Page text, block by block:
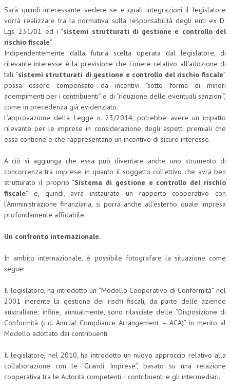
Sarà quindi interessante vedere se e quali integrazioni il legislatore
vorrà realizzare tra la normativa sulla responsabilità degli enti ex D.
Lgs. 231/01 ed i “sistemi strutturati di gestione e controllo del
rischio fiscale“.
Indipendentemente dalla futura scelta operata dal legislatore, di
rilevante interesse è la previsione che l’onere relativo all’adozione di
tali “sistemi strutturati di gestione e controllo del rischio fiscale”
possa essere compensato da incentivi “sotto forma di minori
adempimenti per i contribuenti” e di “riduzione delle eventuali sanzioni”,
come in precedenza già evidenziato.
L’approvazione della Legge n. 23/2014, potrebbe avere un impatto
rilevante per le imprese in considerazione degli aspetti premiali che
essa contiene e che rappresentano un incentivo di sicuro interesse.
A ciò si aggiunga che essa può diventare anche uno strumento di
concorrenza tra imprese, in quanto il soggetto collettivo che avrà ben
strutturato il proprio “Sistema di gestione e controllo del rischio
fiscale” e, quindi, avrà instaurato un rapporto cooperativo con
l’Amministrazione finanziaria, si porrà anche all’esterno quale impresa
profondamente affidabile.
Un confronto internazionale.
In ambito internazionale, è possibile fotografare la situazione come
segue:
Il legislatore, ha introdotto un “Modello Cooperativo di Conformità” nel
2001 inerente la gestione dei rischi fiscali, da parte delle aziende
australiane; infine, annualmente, sono rilasciate delle “Disposizione di
Conformità (c.d. Annual Compliance Arrangement – ACA)” in merito al
Modello adottato dai contribuenti.
Il legislatore, nel 2010, ha introdotto un nuovo approccio relativo alla
collaborazione con le “Grandi Imprese”, basato su una relazione
cooperativa tra le Autorità competenti, i contribuenti e gli intermediari.